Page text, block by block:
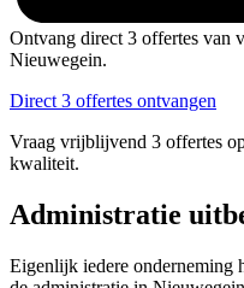
Ontvang direct 3 offertes van
Nieuwegein.
Direct 3 offertes ontvangen
Vraag vrijblijvend 3 offertes
kwaliteit.
Administratie
Eigenlijk iedere onderneming